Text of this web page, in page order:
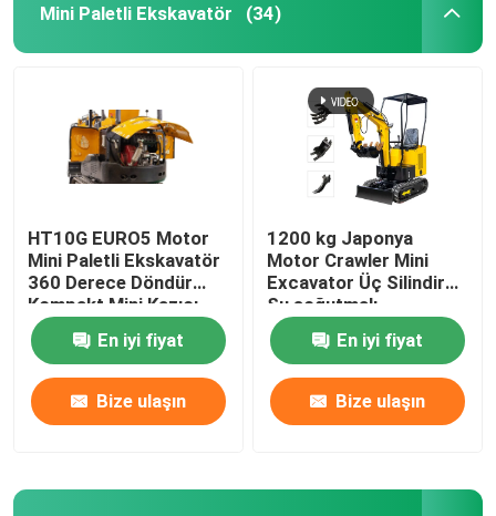
Mini Paletli Ekskavatör (34)
HT10G EURO5 Motor
Mini Paletli Ekskavatör
360 Derece Döndür
Kompakt Mini Kazıcı
En iyi fiyat
Bize ulaşın
1200 kg Japonya
Motor Crawler Mini
Excavator Üç Silindir
Su soğutmalı
En iyi fiyat
Bize ulaşın